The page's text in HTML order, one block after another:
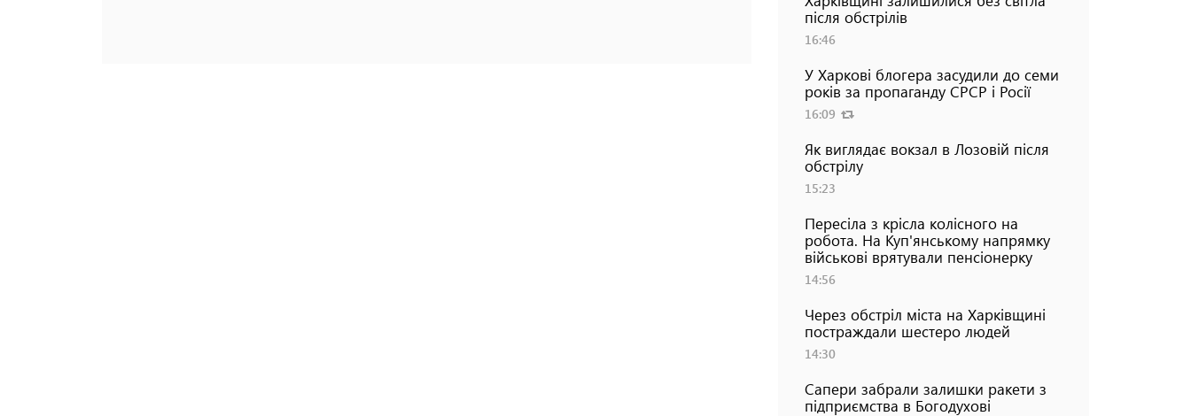
після обстрілів
16:46
У Харкові блогера засудили до семи
років за пропаганду СРСР і Росії
16:09
Як виглядає вокзал в Лозовій після
обстрілу
15:23
Пересіла з крісла колісного на
робота. На Куп'янському напрямку
військові врятували пенсіонерку
14:56
Через обстріл міста на Харківщині
постраждали шестеро людей
14:30
Сапери забрали залишки ракети з
підприємства в Богодухові